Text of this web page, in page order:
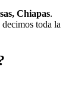
Chiapas.
toda la